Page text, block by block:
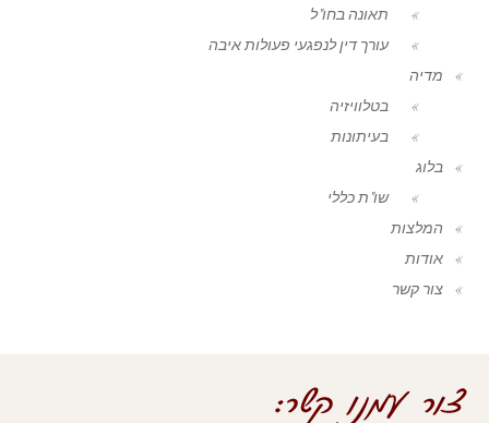
תאונה בחו"ל
עורך דין לנפגעי פעולות איבה
מדיה
בטלוויזיה
בעיתונות
בלוג
שו"ת כללי
המלצות
אודות
צור קשר